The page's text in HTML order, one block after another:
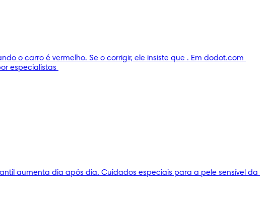
o carro é vermelho. Se o corrigir, ele insiste que . Em dodot.com
especialistas
aumenta dia após dia. Cuidados especiais para a pele sensível da